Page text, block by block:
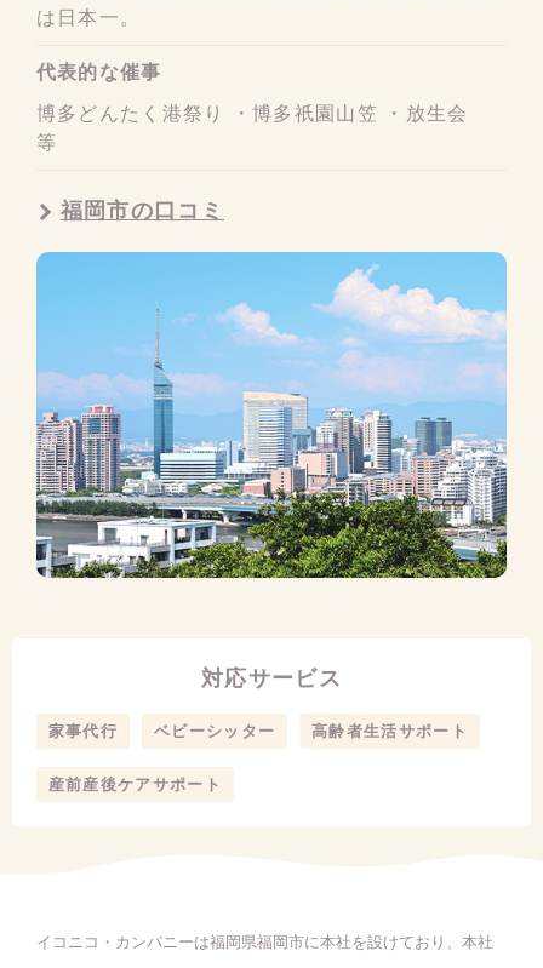
は日本一。
代表的な催事
博多どんたく港祭り ・博多祇園山笠 ・放生会
等
福岡市の口コミ
対応サービス
家事代行 ベビーシッター 高齢者生活サポート
産前産後ケアサポート
イコニコ・カンパニーは福岡県福岡市に本社を設けており、本社